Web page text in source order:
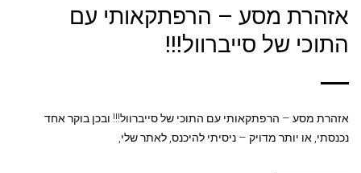
אזהרת מסע – הרפתקאותי עם
התוכי של סייברוול!!!
אזהרת מסע – הרפתקאותי עם התוכי של סייברוול!!! ובכן בוקר אחד
נכנסתי, או יותר מדויק – ניסיתי להיכנס, לאתר שלי,